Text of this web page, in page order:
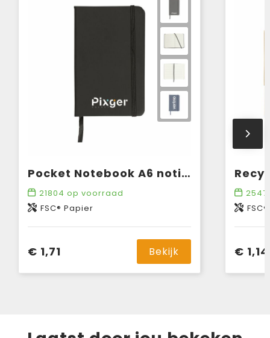
Pocket Notebook A6 notitieboek
21804 op voorraad
FSC® Papier
€ 1,71 Bekijk € 1,14